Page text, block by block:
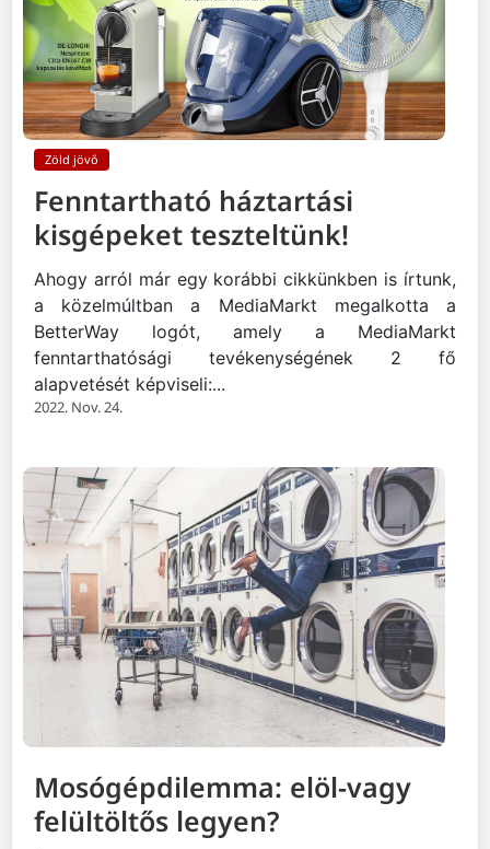
Zöld jövő
Fenntartható háztartási
kisgépeket teszteltünk!
Ahogy arról már egy korábbi cikkünkben is írtunk,
a közelmúltban a MediaMarkt megalkotta a
BetterWay logót, amely a MediaMarkt
fenntarthatósági tevékenységének 2 fő
alapvetését képviseli:...
2022. Nov. 24.
Mosógépdilemma: elöl-vagy
felültöltős legyen?